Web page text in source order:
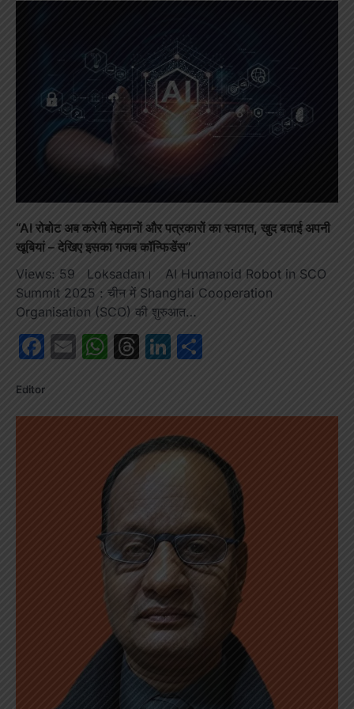
“AI रोबोट अब करेगी मेहमानों और पत्रकारों का स्वागत, खुद बताई अपनी
खूबियां – देखिए इसका गजब कॉन्फिडेंस”
Views: 59 Loksadan। AI Humanoid Robot in SCO
Summit 2025 : चीन में Shanghai Cooperation
Organisation (SCO) की शुरुआत…
Facebook
EmailWhatsApp
Threads
LinkedIn
Editor